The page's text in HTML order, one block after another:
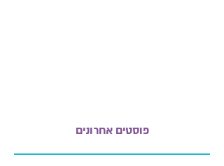
פוסטים אחרונים